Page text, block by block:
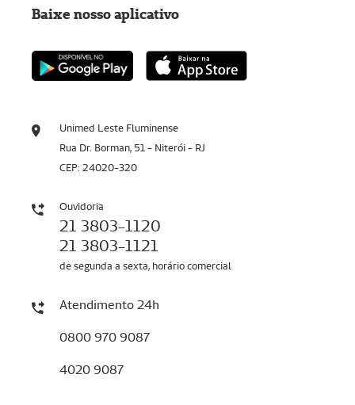
Unimed Leste Fluminense
Rua Dr. Borman, 51 - Niterói - RJ
CEP: 24020-320
Ouvidoria
21 3803-1120
21 3803-1121
de segunda a sexta, horário comercial
Atendimento 24h
0800 970 9087
4020 9087
Baixe nosso aplicativo